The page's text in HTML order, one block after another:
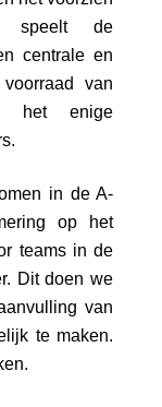
speelt de
centrale en
van
het enige
in de A-
op het
teams in de
Dit doen we
van
te maken.